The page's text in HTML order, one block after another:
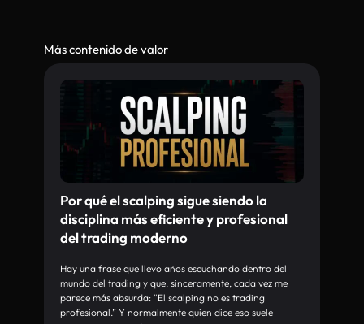
Más contenido de valor
Por qué el scalping sigue siendo la
disciplina más eficiente y profesional
del trading moderno
Hay una frase que llevo años escuchando dentro del
mundo del trading y que, sinceramente, cada vez me
parece más absurda: “El scalping no es trading
profesional.” Y normalmente quien dice eso suele